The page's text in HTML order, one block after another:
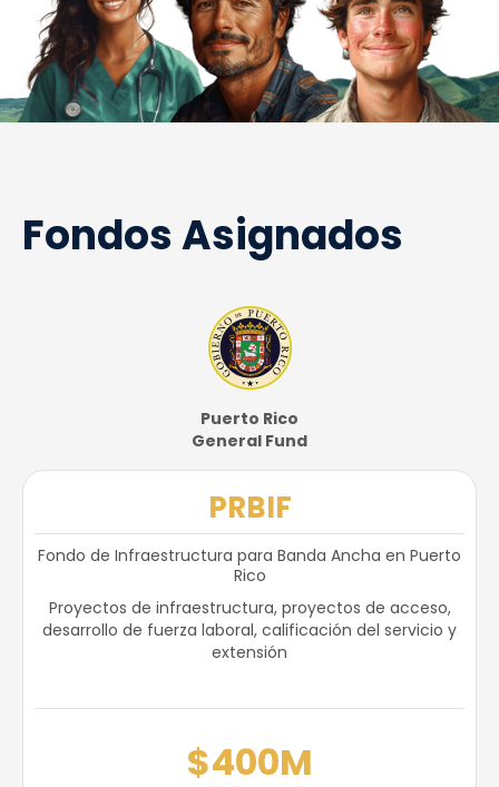
Fondos Asignados
Puerto Rico
General Fund
PRBIF
Fondo de Infraestructura para Banda Ancha en Puerto
Rico
Proyectos de infraestructura, proyectos de acceso,
desarrollo de fuerza laboral, calificación del servicio y
extensión
$400M